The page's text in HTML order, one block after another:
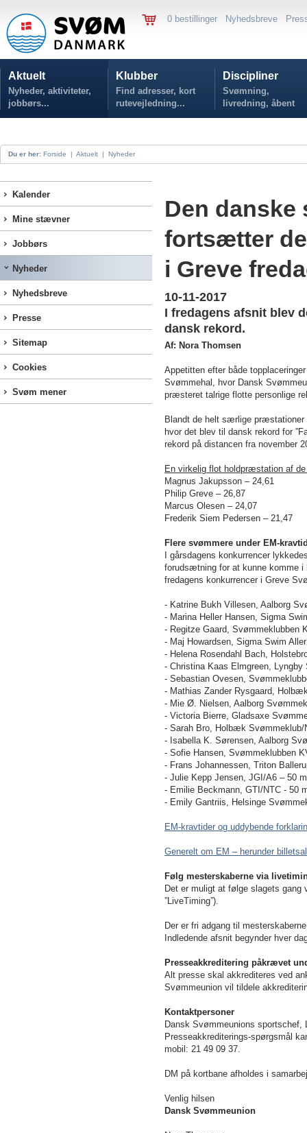
0 bestillinger Nyhedsbreve
Aktuelt
Nyheder, aktiviteter,
jobbørs...
Klubber
Find adresser, kort
rutevejledning...
Discipliner
Svømning,
livredning, åbent
vand...
Du er her: Forside | Aktuelt | Nyheder
Kalender
Mine stævner
Jobbørs
Nyheder
Nyhedsbreve
Presse
Sitemap
Cookies
Svøm mener
Den danske
fortsætter
i Greve
10-11-2017
I fredagens afsnit blev
dansk rekord.
Af: Nora Thomsen
Appetitten efter både
Svømmehal, hvor Dansk
præsteret talrige flotte personlige
Blandt de helt særlige præstationer
hvor det blev til dansk rekord for
rekord på distancen fra november
En virkelig flot holdpræstation af
Magnus Jakupsson – 24,61
Philip Greve – 26,87
Marcus Olesen – 24,07
Frederik Siem Pedersen – 21,47
Flere svømmere under EM-
I gårsdagens konkurrencer
forudsætning for at kunne komme i
fredagens konkurrencer i Greve
- Katrine Bukh Villesen, Aalborg
- Marina Heller Hansen, Sigma
- Regitze Gaard, Svømmeklubben
- Maj Howardsen, Sigma Swim
- Helena Rosendahl Bach,
- Christina Kaas Elmgreen,
- Sebastian Ovesen,
- Mathias Zander Rysgaard,
- Mie Ø. Nielsen, Aalborg
- Victoria Bierre, Gladsaxe
- Sarah Bro, Holbæk Svømmeklub/
- Isabella K. Sørensen, Aalborg
- Sofie Hansen, Svømmeklubben
- Frans Johannessen, Triton
- Julie Kepp Jensen, JGI/A6 – 50
- Emilie Beckmann, GTI/NTC - 50
- Emily Gantriis, Helsinge
EM-kravtider og uddybende
Generelt om EM – herunder
Følg mesterskaberne via
Det er muligt at følge slagets gang
”LiveTiming”).
Der er fri adgang til
Indledende afsnit begynder hver
Presseakkreditering påkrævet
Alt presse skal akkrediteres ved
Svømmeunion vil tildele
Kontaktpersoner
Dansk Svømmeunions
Presseakkrediterings-spørgsmål
mobil: 21 49 09 37.
DM på kortbane afholdes i
Venlig hilsen
Dansk Svømmeunion